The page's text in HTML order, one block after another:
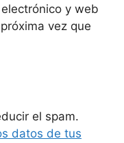
y web
vez que
el spam.
datos de tus